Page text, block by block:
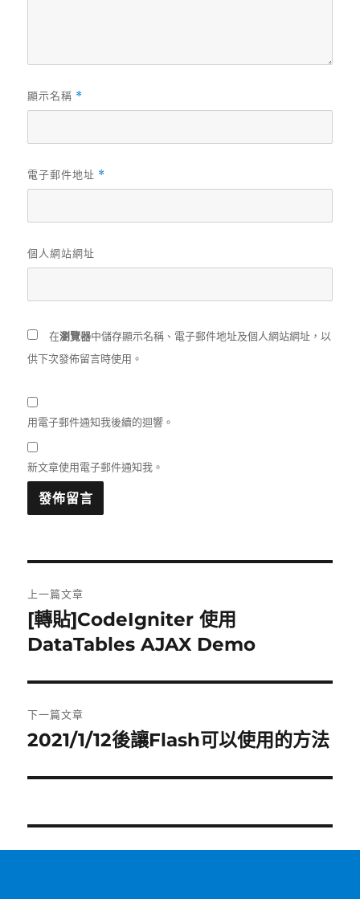
顯示名稱 *
電子郵件地址 *
個人網站網址
在瀏覽器中儲存顯示名稱、電子郵件地址及個人網站網址，以
供下次發佈留言時使用。
用電子郵件通知我後續的迴響。
新文章使用電子郵件通知我。
章
導
覽
上一篇文章
上
一
文
章:
[轉貼]CodeIgniter 使用
DataTables AJAX Demo
下一篇文章
下
篇
章:
2021/1/12後讓Flash可以使用的方法